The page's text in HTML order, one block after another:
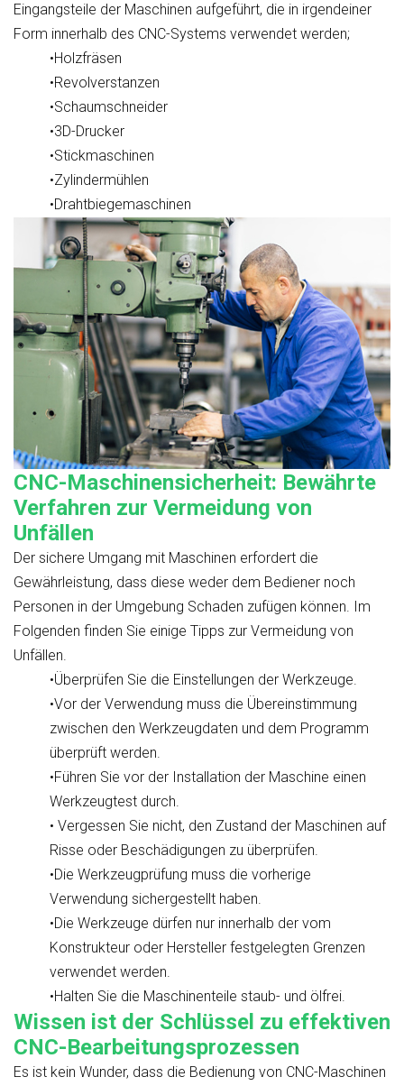
Eingangsteile der Maschinen aufgeführt, die in irgendeiner
Form innerhalb des CNC-Systems verwendet werden;
•Holzfräsen
•Revolverstanzen
•Schaumschneider
•3D-Drucker
•Stickmaschinen
•Zylindermühlen
•Drahtbiegemaschinen
CNC-Maschinensicherheit: Bewährte
Verfahren zur Vermeidung von
Unfällen
Der sichere Umgang mit Maschinen erfordert die
Gewährleistung, dass diese weder dem Bediener noch
Personen in der Umgebung Schaden zufügen können. Im
Folgenden finden Sie einige Tipps zur Vermeidung von
Unfällen.
•Überprüfen Sie die Einstellungen der Werkzeuge.
•Vor der Verwendung muss die Übereinstimmung
zwischen den Werkzeugdaten und dem Programm
überprüft werden.
•Führen Sie vor der Installation der Maschine einen
Werkzeugtest durch.
• Vergessen Sie nicht, den Zustand der Maschinen auf
Risse oder Beschädigungen zu überprüfen.
•Die Werkzeugprüfung muss die vorherige
Verwendung sichergestellt haben.
•Die Werkzeuge dürfen nur innerhalb der vom
Konstrukteur oder Hersteller festgelegten Grenzen
verwendet werden.
•Halten Sie die Maschinenteile staub- und ölfrei.
Wissen ist der Schlüssel zu effektiven
CNC-Bearbeitungsprozessen
Es ist kein Wunder, dass die Bedienung von CNC-Maschinen